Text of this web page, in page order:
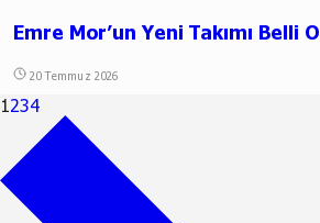
Emre Mor’un Yeni Takımı Belli
20 Temmuz 2026
1234